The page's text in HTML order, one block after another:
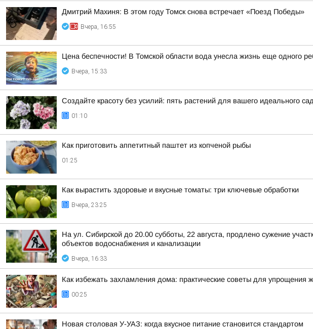
Дмитрий Махиня: В этом году Томск снова встречает «Поезд Победы»
Вчера, 16:55
Цена беспечности! В Томской области вода унесла жизнь еще одного
Вчера, 15:33
Создайте красоту без усилий: пять растений для вашего идеального
01:10
Как приготовить аппетитный паштет из копченой рыбы
01:25
Как вырастить здоровые и вкусные томаты: три ключевые обработки
Вчера, 23:25
На ул. Сибирской до 20.00 субботы, 22 августа, продлено сужение
объектов водоснабжения и канализации
Вчера, 16:33
Как избежать захламления дома: практические советы для упрощения
00:25
Новая столовая У-УАЗ: когда вкусное питание становится стандартом